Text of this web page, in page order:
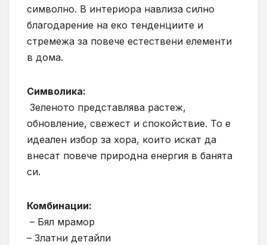
символно. В интериора навлиза силно
благодарение на еко тенденциите и
стремежа за повече естествени елементи
в дома.
Символика:
Зеленото представлява растеж,
обновление, свежест и спокойствие. То е
идеален избор за хора, които искат да
внесат повече природна енергия в банята
си.
Комбинации:
– Бял мрамор
– Златни детайли